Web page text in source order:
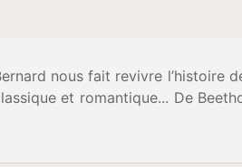
nous fait revivre l’histoire
et romantique... De